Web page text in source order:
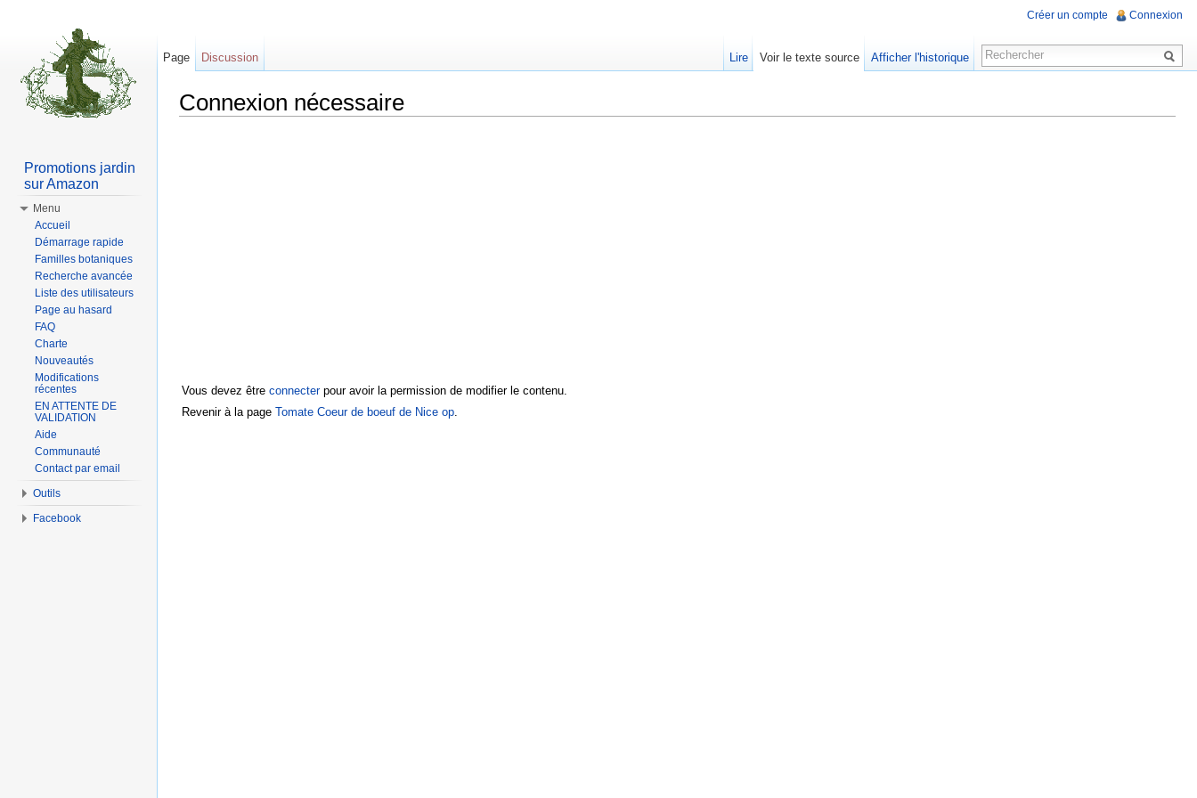
Connexion nécessaire
Vous devez être connecterpour avoir la permission de modifier le contenu.
Revenir à la page Tomate Coeur de boeuf de Nice op.
Créer un compte Connexion
Page Discussion Lire Voir le texte source Afficher l'historique
Promotions jardin
sur Amazon
Menu
Accueil
Démarrage rapide
Familles botaniques
Recherche avancée
Liste des utilisateurs
Page au hasard
FAQ
Charte
Nouveautés
Modifications
récentes
EN ATTENTE DE
VALIDATION
Aide
Communauté
Contact par email
Outils
Facebook